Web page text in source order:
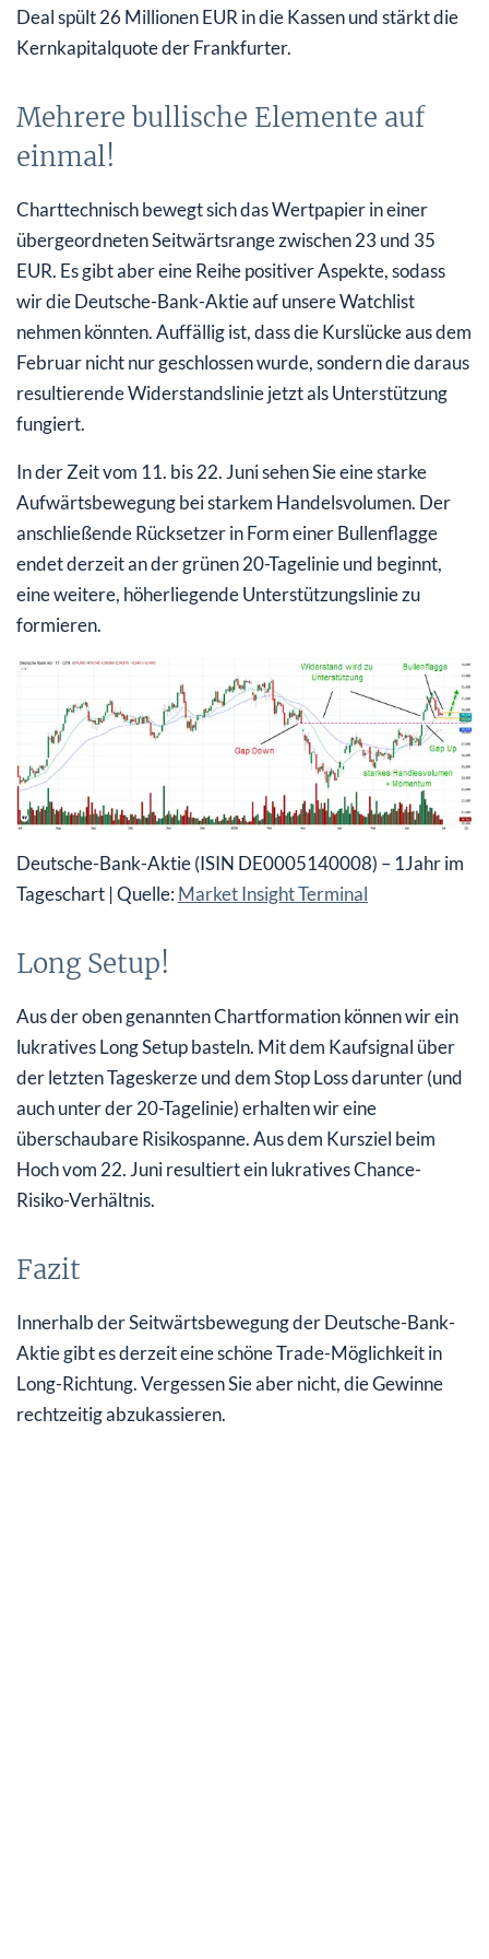
Deal spült 26 Millionen EUR in die Kassen und stärkt die
Kernkapitalquote der Frankfurter.
Mehrere bullische Elemente auf
einmal!
Charttechnisch bewegt sich das Wertpapier in einer
übergeordneten Seitwärtsrange zwischen 23 und 35
EUR. Es gibt aber eine Reihe positiver Aspekte, sodass
wir die Deutsche-Bank-Aktie auf unsere Watchlist
nehmen könnten. Auffällig ist, dass die Kurslücke aus dem
Februar nicht nur geschlossen wurde, sondern die daraus
resultierende Widerstandslinie jetzt als Unterstützung
fungiert.
In der Zeit vom 11. bis 22. Juni sehen Sie eine starke
Aufwärtsbewegung bei starkem Handelsvolumen. Der
anschließende Rücksetzer in Form einer Bullenflagge
endet derzeit an der grünen 20-Tagelinie und beginnt,
eine weitere, höherliegende Unterstützungslinie zu
formieren.
Deutsche-Bank-Aktie (ISIN DE0005140008) – 1Jahr im
Tageschart | Quelle: Market Insight Terminal
Long Setup!
Aus der oben genannten Chartformation können wir ein
lukratives Long Setup basteln. Mit dem Kaufsignal über
der letzten Tageskerze und dem Stop Loss darunter (und
auch unter der 20-Tagelinie) erhalten wir eine
überschaubare Risikospanne. Aus dem Kursziel beim
Hoch vom 22. Juni resultiert ein lukratives Chance-
Risiko-Verhältnis.
Fazit
Innerhalb der Seitwärtsbewegung der Deutsche-Bank-
Aktie gibt es derzeit eine schöne Trade-Möglichkeit in
Long-Richtung. Vergessen Sie aber nicht, die Gewinne
rechtzeitig abzukassieren.